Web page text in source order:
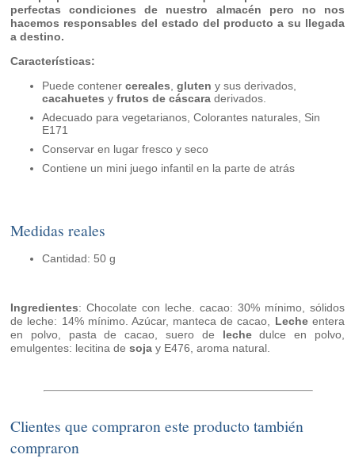
perfectas condiciones de nuestro almacén pero no nos
hacemos responsables del estado del producto a su llegada
a destino.
Características:
Puede contenercereales ,gluten y sus derivados,
cacahuetes yfrutos de cáscara derivados.
Adecuado para vegetarianos, Colorantes naturales, Sin
E171
Conservar en lugar fresco y seco
Contiene un mini juego infantil en la parte de atrás
Medidas reales
Cantidad: 50 g
Ingredientes: Chocolate con leche. cacao: 30% mínimo, sólidos
de leche: 14% mínimo. Azúcar, manteca de cacao, Lecheentera
en polvo, pasta de cacao, suero de lechedulce en polvo,
emulgentes: lecitina desoja y E476, aroma natural.
Clientes que compraron este producto también
compraron